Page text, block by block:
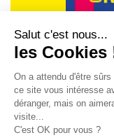
REVUE